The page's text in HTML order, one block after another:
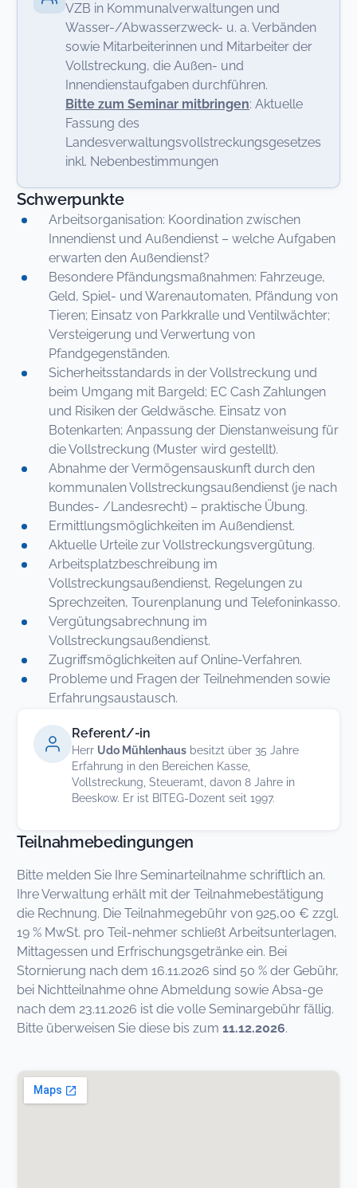
VZB in Kommunalverwaltungen und
Wasser-/Abwasserzweck- u. a. Verbänden
sowie Mitarbeiterinnen und Mitarbeiter der
Vollstreckung, die Außen- und
Innendienstaufgaben durchführen.
Bitte zum Seminar mitbringen: Aktuelle
Fassung des
Landesverwaltungsvollstreckungsgesetzes
inkl. Nebenbestimmungen
Schwerpunkte
Arbeitsorganisation: Koordination zwischen
Innendienst und Außendienst – welche Aufgaben
erwarten den Außendienst?
Besondere Pfändungsmaßnahmen: Fahrzeuge,
Geld, Spiel- und Warenautomaten, Pfändung von
Tieren; Einsatz von Parkkralle und Ventilwächter;
Versteigerung und Verwertung von
Pfandgegenständen.
Sicherheitsstandards in der Vollstreckung und
beim Umgang mit Bargeld; EC Cash Zahlungen
und Risiken der Geldwäsche. Einsatz von
Botenkarten; Anpassung der Dienstanweisung für
die Vollstreckung (Muster wird gestellt).
Abnahme der Vermögensauskunft durch den
kommunalen Vollstreckungsaußendienst (je nach
Bundes- /Landesrecht) – praktische Übung.
Ermittlungsmöglichkeiten im Außendienst.
Aktuelle Urteile zur Vollstreckungsvergütung.
Arbeitsplatzbeschreibung im
Vollstreckungsaußendienst, Regelungen zu
Sprechzeiten, Tourenplanung und Telefoninkasso.
Vergütungsabrechnung im
Vollstreckungsaußendienst.
Zugriffsmöglichkeiten auf Online-Verfahren.
Probleme und Fragen der Teilnehmenden sowie
Erfahrungsaustausch.
Referent/-in
Herr Udo Mühlenhaus besitzt über 35 Jahre
Erfahrung in den Bereichen Kasse,
Vollstreckung, Steueramt, davon 8 Jahre in
Beeskow. Er ist BITEG-Dozent seit 1997.
Teilnahmebedingungen
Bitte melden Sie Ihre Seminarteilnahme schriftlich an.
Ihre Verwaltung erhält mit der Teilnahmebestätigung
die Rechnung. Die Teilnahmegebühr von 925,00 € zzgl.
19 % MwSt. pro Teil-nehmer schließt Arbeitsunterlagen,
Mittagessen und Erfrischungsgetränke ein. Bei
Stornierung nach dem 16.11.2026 sind 50 % der Gebühr,
bei Nichtteilnahme ohne Abmeldung sowie Absa-ge
nach dem 23.11.2026 ist die volle Seminargebühr fällig.
Bitte überweisen Sie diese bis zum 11.12.2026.